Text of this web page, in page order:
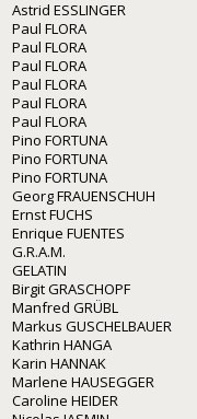
Astrid ESSLINGER
Paul FLORA
Paul FLORA
Paul FLORA
Paul FLORA
Paul FLORA
Paul FLORA
Pino FORTUNA
Pino FORTUNA
Pino FORTUNA
Georg FRAUENSCHUH
Ernst FUCHS
Enrique FUENTES
G.R.A.M.
GELATIN
Birgit GRASCHOPF
Manfred GRÜBL
Markus GUSCHELBAUER
Kathrin HANGA
Karin HANNAK
Marlene HAUSEGGER
Caroline HEIDER